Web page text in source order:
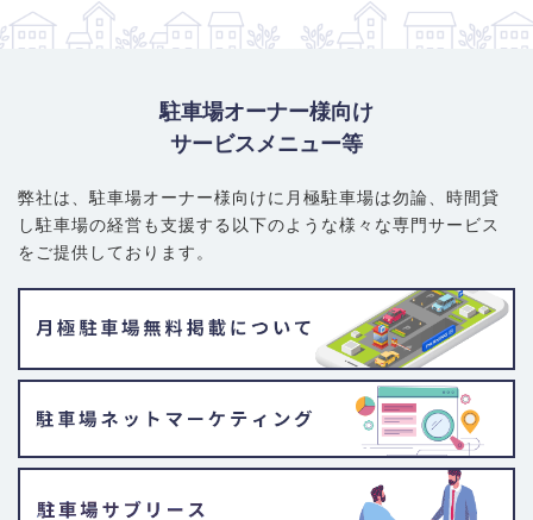
駐車場オーナー様向け
サービスメニュー等
弊社は、駐車場オーナー様向けに月極駐車場は勿論、 時間貸
し駐車場の経営も支援する以下のような様々な専門サービス
をご提供しております。